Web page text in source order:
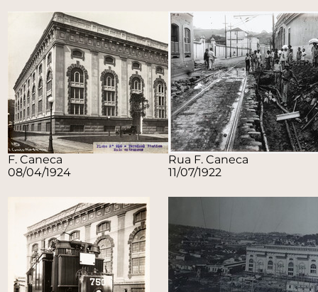
F. Caneca
08/04/1924
Rua F. Caneca
11/07/1922